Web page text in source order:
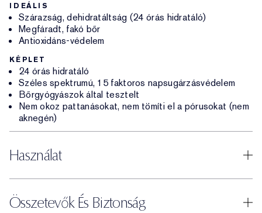
IDEÁLIS
Szárazság, dehidratáltság (24 órás hidratáló)
Megfáradt, fakó bőr
Antioxidáns-védelem
KÉPLET
24 órás hidratáló
Széles spektrumú, 15 faktoros napsugárzásvédelem
Bőrgyógyászok által tesztelt
Nem okoz pattanásokat, nem tömíti el a pórusokat (nem
aknegén)
Használat
Összetevők És Biztonság